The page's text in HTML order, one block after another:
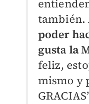
también.
poder
gusta la
feliz,
mismo y